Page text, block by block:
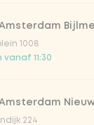
bij?
1008
11:30
224